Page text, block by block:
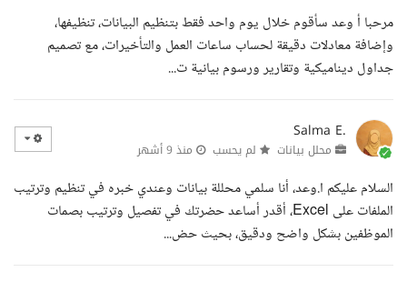
مرحبا أ وعد سأقوم خلال يوم واحد فقط بتنظيم البيانات، تنظيفها،
وإضافة معادلات دقيقة لحساب ساعات العمل والتأخيرات، مع تصميم
جداول ديناميكية وتقارير ورسوم بيانية ت...
Salma E.
محلل بيانات لم يحسب منذ 9 أشهر
السلام عليكم ا.وعد، أنا سلمي محللة بيانات وعندي خبره في تنظيم وترتيب
الملفات على Excel، أقدر أساعد حضرتك في تفصيل وترتيب بصمات
الموظفين بشكل واضح ودقيق، بحيث حض...